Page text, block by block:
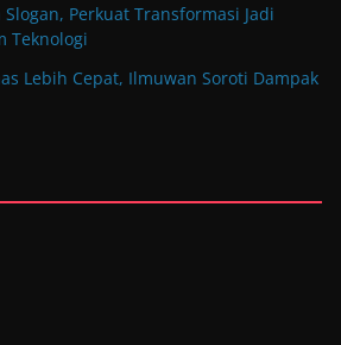
Perkuat Transformasi Jadi
Teknologi
Lebih Cepat, Ilmuwan Soroti Dampak